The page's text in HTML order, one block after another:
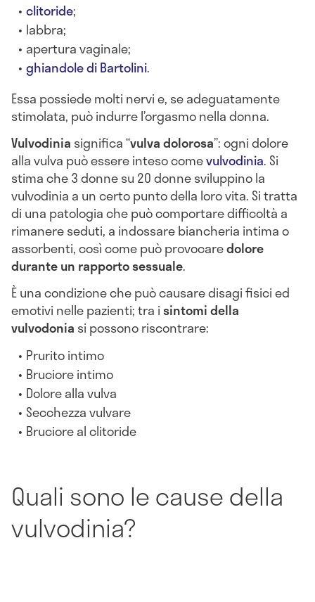
clitoride;
labbra;
apertura vaginale;
ghiandole di Bartolini.
Essa possiede molti nervi e, se adeguatamente
stimolata, può indurre l’orgasmo nella donna.
Vulvodinia significa “vulva dolorosa”: ogni dolore
alla vulva può essere inteso comevulvodinia. Si
stima che 3 donne su 20 donne sviluppino la
vulvodinia a un certo punto della loro vita. Si tratta
di una patologia che può comportare difficoltà a
rimanere seduti, a indossare biancheria intima o
assorbenti, così come può provocaredolore
durante un rapporto sessuale.
È una condizione che può causare disagi fisici ed
emotivi nelle pazienti; tra isintomi della
vulvodonia si possono riscontrare:
Prurito intimo
Bruciore intimo
Dolore alla vulva
Secchezza vulvare
Bruciore al clitoride
Quali sono le cause della
vulvodinia?